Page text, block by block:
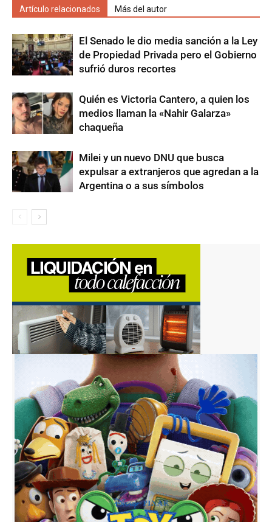
Artículo relacionados Más del autor
El Senado le dio media sanción a la Ley
de Propiedad Privada pero el Gobierno
sufrió duros recortes
Quién es Victoria Cantero, a quien los
medios llaman la «Nahir Galarza»
chaqueña
Milei y un nuevo DNU que busca
expulsar a extranjeros que agredan a la
Argentina o a sus símbolos